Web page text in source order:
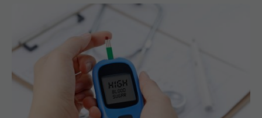
Diabetul poate fi vindecat. Ce spun experții